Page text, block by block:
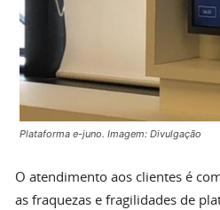
Plataforma e-juno. Imagem: Divulgação
O atendimento aos clientes é
as fraquezas e fragilidades de